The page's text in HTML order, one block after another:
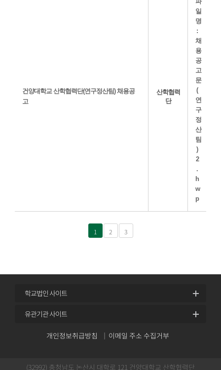
건양대학교 산학협력단(연구정산팀) 채용공
고
산학협력
단
1 2 3
학교법인 사이트
유관기관 사이트
개인정보취급방침 이메일 주소 수집거부
(32992) 충청남도 논산시 대학로 121 건양대학교 산학협력단